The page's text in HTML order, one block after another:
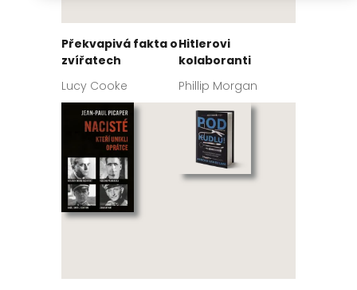
Překvapivá fakta o
zvířatech
Lucy Cooke
Hitlerovi
kolaboranti
Phillip Morgan